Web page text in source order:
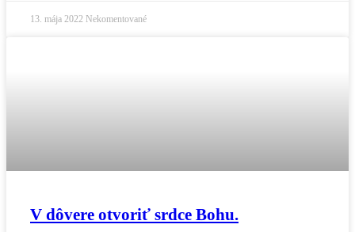
13. mája 2022 Nekomentované
V dôvere otvoriť srdce Bohu.